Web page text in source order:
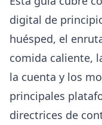
digital de
huésped, el
comida caliente,
la cuenta y los
principales
directrices de